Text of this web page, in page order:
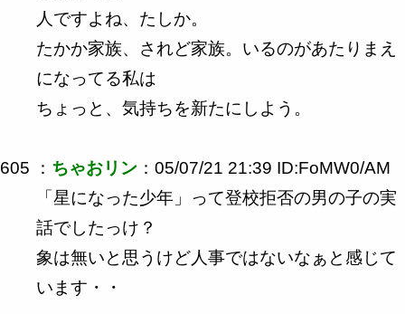
人ですよね、たしか。
たかか家族、されど家族。いるのがあたりまえ
になってる私は
ちょっと、気持ちを新たにしよう。
605 ： ちゃおリン ：05/07/21 21:39 ID:FoMW0/AM
「星になった少年」って登校拒否の男の子の実
話でしたっけ？
象は無いと思うけど人事ではないなぁと感じて
います・・